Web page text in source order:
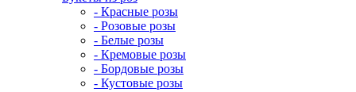
- Красные розы
- Розовые розы
- Белые розы
- Кремовые розы
- Бордовые розы
- Кустовые розы